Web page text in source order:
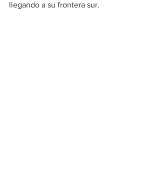
llegando a su frontera sur.